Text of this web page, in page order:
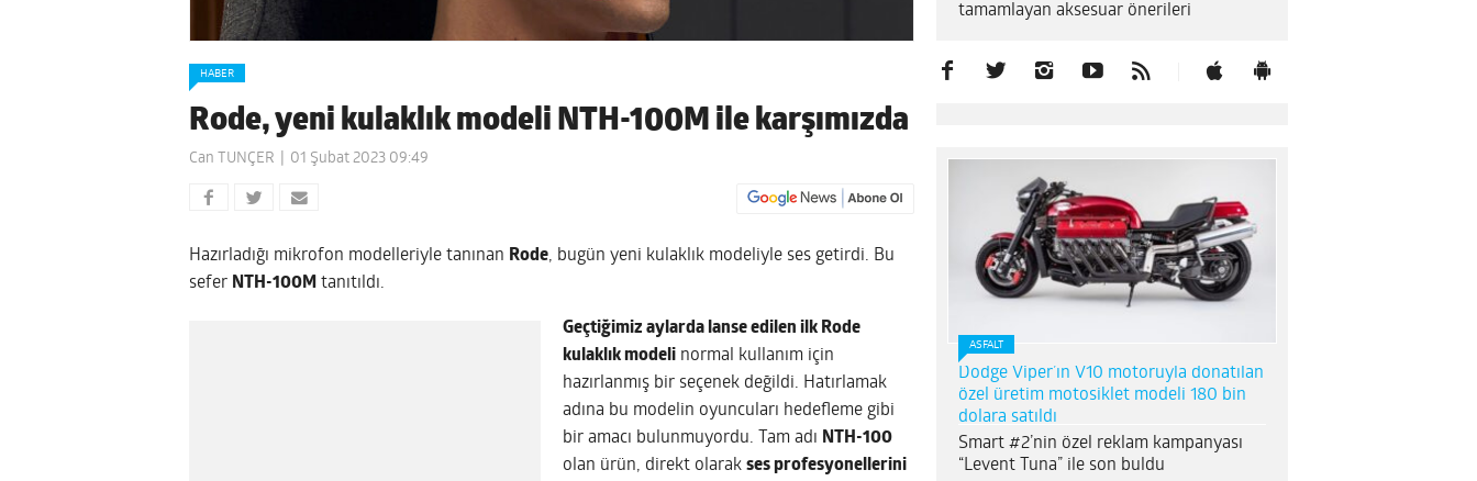
HABER
Rode, yeni kulaklık modeli NTH-100M ile karşımızda
Can TUNÇER 01 Şubat 2023 09:49
Hazırladığı mikrofon modelleriyle tanınan Rode, bugün yeni kulaklık modeliyle ses getirdi. Bu
sefer NTH-100M tanıtıldı.
Geçtiğimiz aylarda lanse edilen ilk Rode
kulaklık modeli normal kullanım için
hazırlanmış bir seçenek değildi. Hatırlamak
adına bu modelin oyuncuları hedefleme gibi
bir amacı bulunmuyordu. Tam adı NTH-100
olan ürün, direkt olarak ses profesyonellerini
tamamlayan aksesuar önerileri
ASFALT
Dodge Viper’ın V10 motoruyla donatılan
özel üretim motosiklet modeli 180 bin
dolara satıldı
Smart #2’nin özel reklam kampanyası
“Levent Tuna” ile son buldu